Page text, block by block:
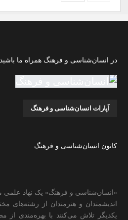
در انسان‌شناسی و فرهنگ همراه ما باشید
آپارات انسان‌شناسی و فرهنگ
کانون انسان‌شناسی و فرهنگ
«انسان‌شناسی و فرهنگ» یک نهاد علمی
اندیشمندان و هنرمندان از رشته‌های
یکدیگر تلاش می‌کنند با بهره‌مندی از